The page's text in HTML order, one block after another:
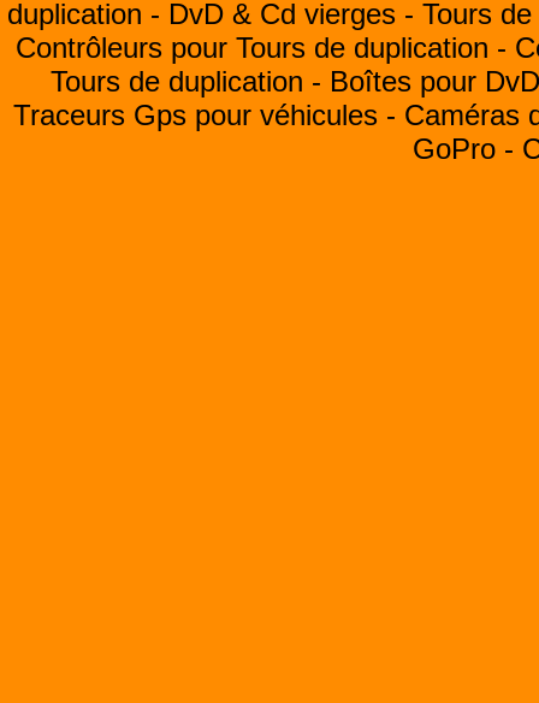
duplication - DvD & Cd vierges - Tours
Contrôleurs pour Tours de duplication -
Tours de duplication - Boîtes pour
Traceurs Gps pour véhicules - Caméras
GoPro -